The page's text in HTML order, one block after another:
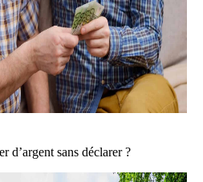
d’argent sans déclarer ?